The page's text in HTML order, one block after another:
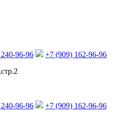
96-96
+7 (909) 162-96-96
96-96 +7 (909) 162-96-96